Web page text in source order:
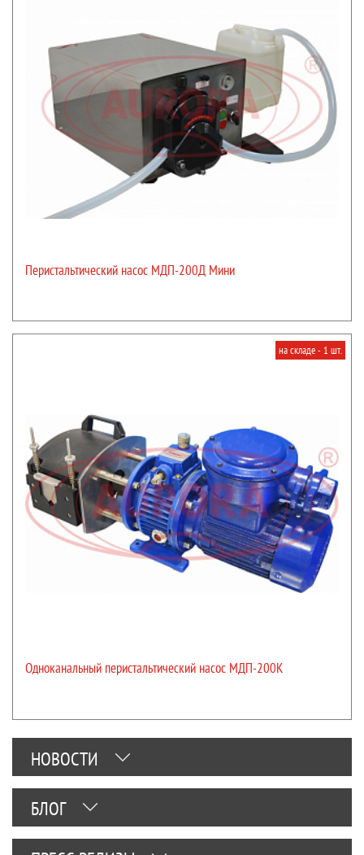
Перистальтический насос МДП-200Д Мини
на складе - 1 шт.
Одноканальный перистальтический насос МДП-200К
НОВОСТИ
БЛОГ